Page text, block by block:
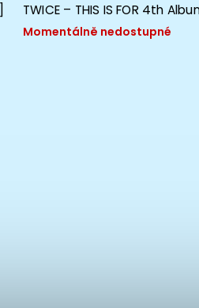
TWICE – THIS IS FOR 4th
Momentálně nedostupné